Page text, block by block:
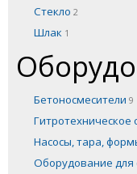
Стекло 2
Шлак 1
Бетоносмесители 9
Гитротехническое
Насосы, тара,
Оборудование для